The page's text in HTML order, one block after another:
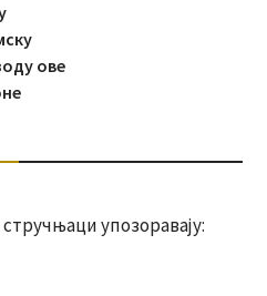
ове
упозоравају: